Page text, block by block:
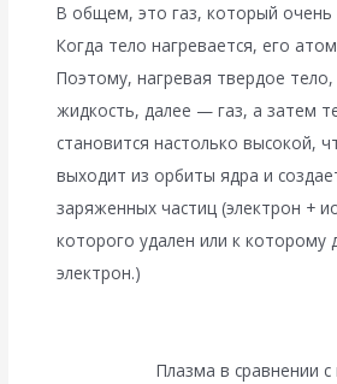
В общем, это газ, который очень
Когда тело нагревается, его
Поэтому, нагревая твердое
жидкость, далее — газ, а затем
становится настолько высокой,
выходит из орбиты ядра и
заряженных частиц (электрон +
которого удален или к которому
электрон.)
Плазма в сравнении с